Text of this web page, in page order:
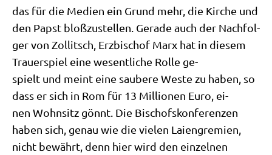
das für die Medi­en ein Grund mehr, die Kir­che und
den Papst bloß­zu­stel­len. Gera­de auch der Nach­fol­
ger von Zol­lit­sch, Erz­bi­schof Marx hat in die­sem
Trau­er­spiel eine wesent­li­che Rol­le ge-
spielt und meint eine sau­be­re Weste zu haben, so
dass er sich in Rom für 13 Mil­lio­nen Euro, ei-
nen Wohn­sitz gönnt. Die Bischofs­kon­fe­ren­zen
haben sich, genau wie die vie­len Laiengremien,
nicht bewährt, denn hier wird den ein­zel­nen